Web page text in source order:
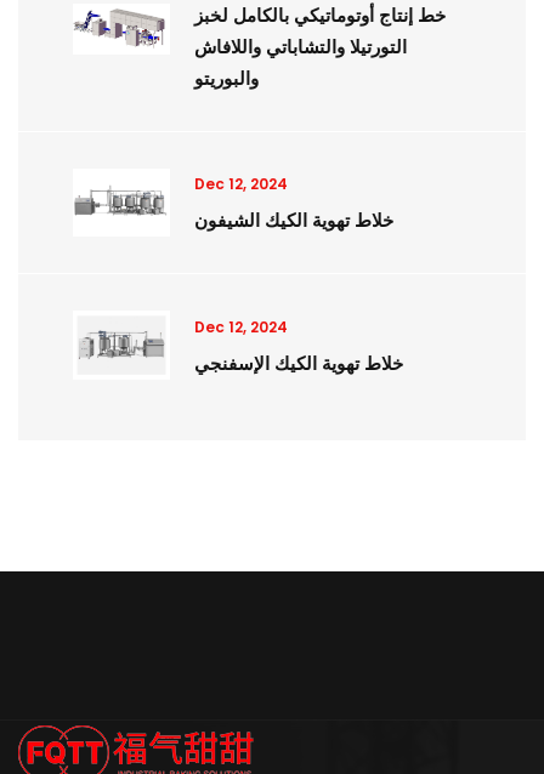
خط إنتاج أوتوماتيكي بالكامل لخبز
التورتيلا والتشاباتي واللافاش
والبوريتو
Dec 12, 2024
خلاط تهوية الكيك الشيفون
Dec 12, 2024
خلاط تهوية الكيك الإسفنجي